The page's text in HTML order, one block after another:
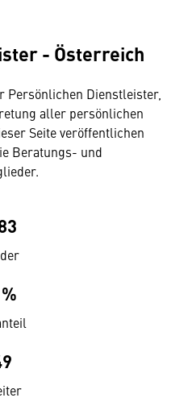
- Österreich
Persönlichen Dienstleister,
aller persönlichen
Seite veröffentlichen
Beratungs- und